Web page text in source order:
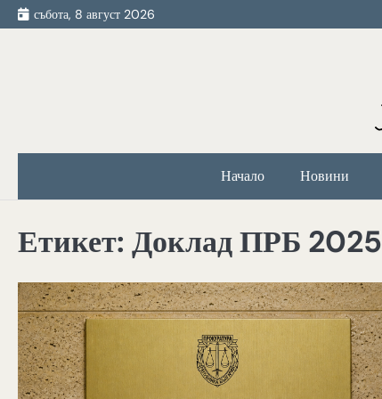
Skip
to
събота, 8 август 2026
Начало Новини
Етикет: Доклад ПРБ 2025